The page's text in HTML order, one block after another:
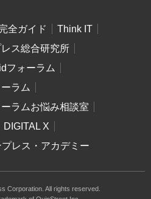
全ガイド
Think IT
ス総合研究所
フォーラム
ラム
ラムお悩み相談室
DIGITAL X
プレス・アカデミー
Corporation. All rights reserved.